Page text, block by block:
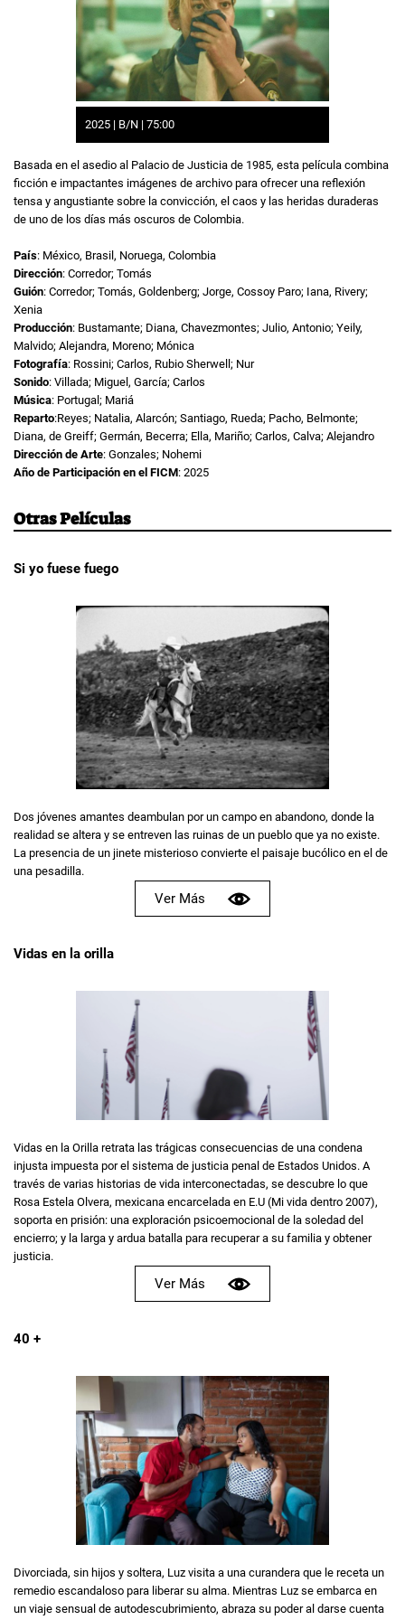
2025 | B/N | 75:00
Basada en el asedio al Palacio de Justicia de 1985, esta película combina
ficción e impactantes imágenes de archivo para ofrecer una reflexión
tensa y angustiante sobre la convicción, el caos y las heridas duraderas
de uno de los días más oscuros de Colombia.
País: México, Brasil, Noruega, Colombia
Dirección: Corredor; Tomás
Guión: Corredor; Tomás, Goldenberg; Jorge, Cossoy Paro; Iana, Rivery;
Xenia
Producción: Bustamante; Diana, Chavezmontes; Julio, Antonio; Yeily,
Malvido; Alejandra, Moreno; Mónica
Fotografía: Rossini; Carlos, Rubio Sherwell; Nur
Sonido: Villada; Miguel, García; Carlos
Música: Portugal; Mariá
Reparto:Reyes; Natalia, Alarcón; Santiago, Rueda; Pacho, Belmonte;
Diana, de Greiff; Germán, Becerra; Ella, Mariño; Carlos, Calva; Alejandro
Dirección de Arte: Gonzales; Nohemi
Año de Participación en el FICM: 2025
Otras Películas
Si yo fuese fuego
Dos jóvenes amantes deambulan por un campo en abandono, donde la
realidad se altera y se entreven las ruinas de un pueblo que ya no existe.
La presencia de un jinete misterioso convierte el paisaje bucólico en el de
una pesadilla.
Ver Más
Vidas en la orilla
Vidas en la Orilla retrata las trágicas consecuencias de una condena
injusta impuesta por el sistema de justicia penal de Estados Unidos. A
través de varias historias de vida interconectadas, se descubre lo que
Rosa Estela Olvera, mexicana encarcelada en E.U (Mi vida dentro 2007),
soporta en prisión: una exploración psicoemocional de la soledad del
encierro; y la larga y ardua batalla para recuperar a su familia y obtener
justicia.
Ver Más
40 +
Divorciada, sin hijos y soltera, Luz visita a una curandera que le receta un
remedio escandaloso para liberar su alma. Mientras Luz se embarca en
un viaje sensual de autodescubrimiento, abraza su poder al darse cuenta